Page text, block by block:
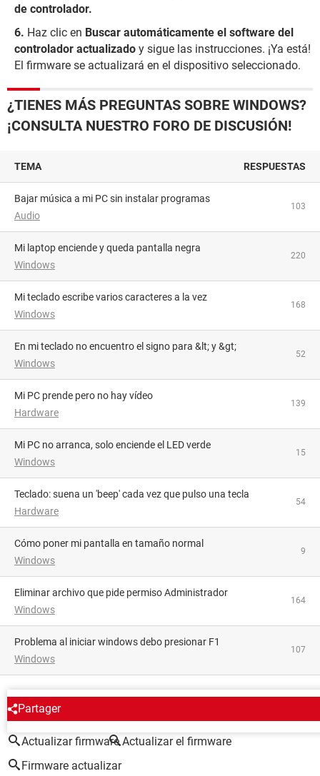
de controlador.
Haz clic en Buscar automáticamente el software del
controlador actualizado y sigue las instrucciones. ¡Ya está!
El firmware se actualizará en el dispositivo seleccionado.
¿TIENES MÁS PREGUNTAS SOBRE WINDOWS?
¡CONSULTA NUESTRO FORO DE DISCUSIÓN!
TEMA RESPUESTAS
Bajar música a mi PC sin instalar programas
Audio
103
Mi laptop enciende y queda pantalla negra
Windows
220
Mi teclado escribe varios caracteres a la vez
Windows
168
En mi teclado no encuentro el signo para &lt; y &gt;
Windows
52
Mi PC prende pero no hay vídeo
Hardware
139
Mi PC no arranca, solo enciende el LED verde
Windows
15
Teclado: suena un 'beep' cada vez que pulso una tecla
Hardware
54
Cómo poner mi pantalla en tamaño normal
Windows
9
Eliminar archivo que pide permiso Administrador
Windows
164
Problema al iniciar windows debo presionar F1
Windows
107
Partager
ALREDEDOR DEL MISMO TEMA
Actualizar firmware Actualizar el firmware
Firmware actualizar